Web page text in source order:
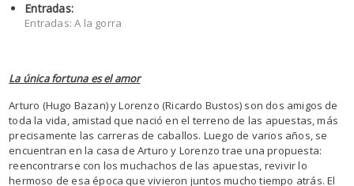
Entradas:
Entradas: A la gorra
La única fortuna es el amor
Arturo (Hugo Bazan) y Lorenzo (Ricardo Bustos) son dos amigos de
toda la vida, amistad que nació en el terreno de las apuestas, más
precisamente las carreras de caballos. Luego de varios años, se
encuentran en la casa de Arturo y Lorenzo trae una propuesta:
reencontrarse con los muchachos de las apuestas, revivir lo
hermoso de esa época que vivieron juntos mucho tiempo atrás. El